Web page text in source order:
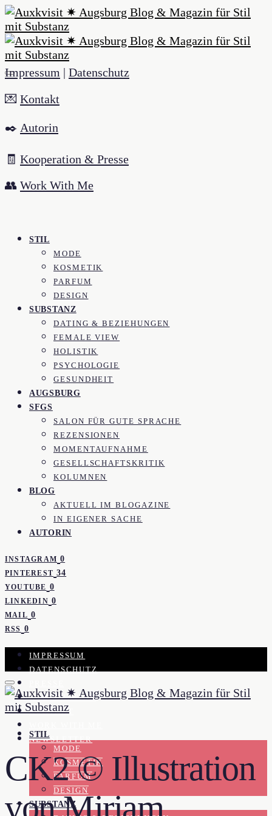
Impressum | Datenschutz
💌 Kontakt
✒️ Autorin
🧾 Kooperation & Presse
👥 Work With Me
STIL
MODE
KOSMETIK
PARFUM
DESIGN
SUBSTANZ
DATING & BEZIEHUNGEN
FEMALE VIEW
HOLISTIK
PSYCHOLOGIE
GESUNDHEIT
AUGSBURG
SFGS
SALON FÜR GUTE SPRACHE
REZENSIONEN
MOMENTAUFNAHME
GESELLSCHAFTSKRITIK
KOLUMNEN
BLOG
AKTUELL IM BLOGAZINE
IN EIGENER SACHE
AUTORIN
INSTAGRAM 0
PINTEREST 34
YOUTUBE 0
LINKEDIN 0
MAIL 0
RSS 0
IMPRESSUM
DATENSCHUTZ
KOOPERATION
KONTAKT
NEWSLETTER
STIL
MODE
KOSMETIK
PARFUM
DESIGN
SUBSTANZ
CK2 © Illustration
von Miriam